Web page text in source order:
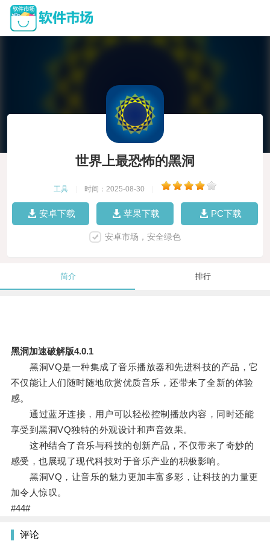
世界上最恐怖的黑洞
工具 时间：2025-08-30
安卓下载 苹果下载 PC下载
安卓市场，安全绿色
简介 排行
黑洞加速破解版4.0.1
黑洞VQ是一种集成了音乐播放器和先进科技的产品，它
不仅能让人们随时随地欣赏优质音乐，还带来了全新的体验
感。
通过蓝牙连接，用户可以轻松控制播放内容，同时还能
享受到黑洞VQ独特的外观设计和声音效果。
这种结合了音乐与科技的创新产品，不仅带来了奇妙的
感受，也展现了现代科技对于音乐产业的积极影响。
黑洞VQ，让音乐的魅力更加丰富多彩，让科技的力量更
加令人惊叹。
#44#
评论